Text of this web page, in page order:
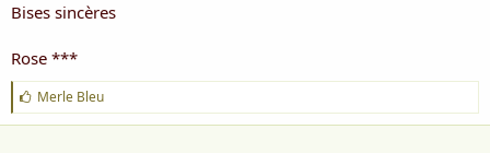
Bises sincères
Rose ***
J
'
a
Merle Bleu